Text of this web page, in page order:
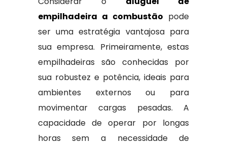
empilhadeira a combustão pode
ser uma estratégia vantajosa para
sua empresa. Primeiramente, estas
empilhadeiras são conhecidas por
sua robustez e potência, ideais para
ambientes externos ou para
movimentar cargas pesadas. A
capacidade de operar por longas
horas sem a necessidade de